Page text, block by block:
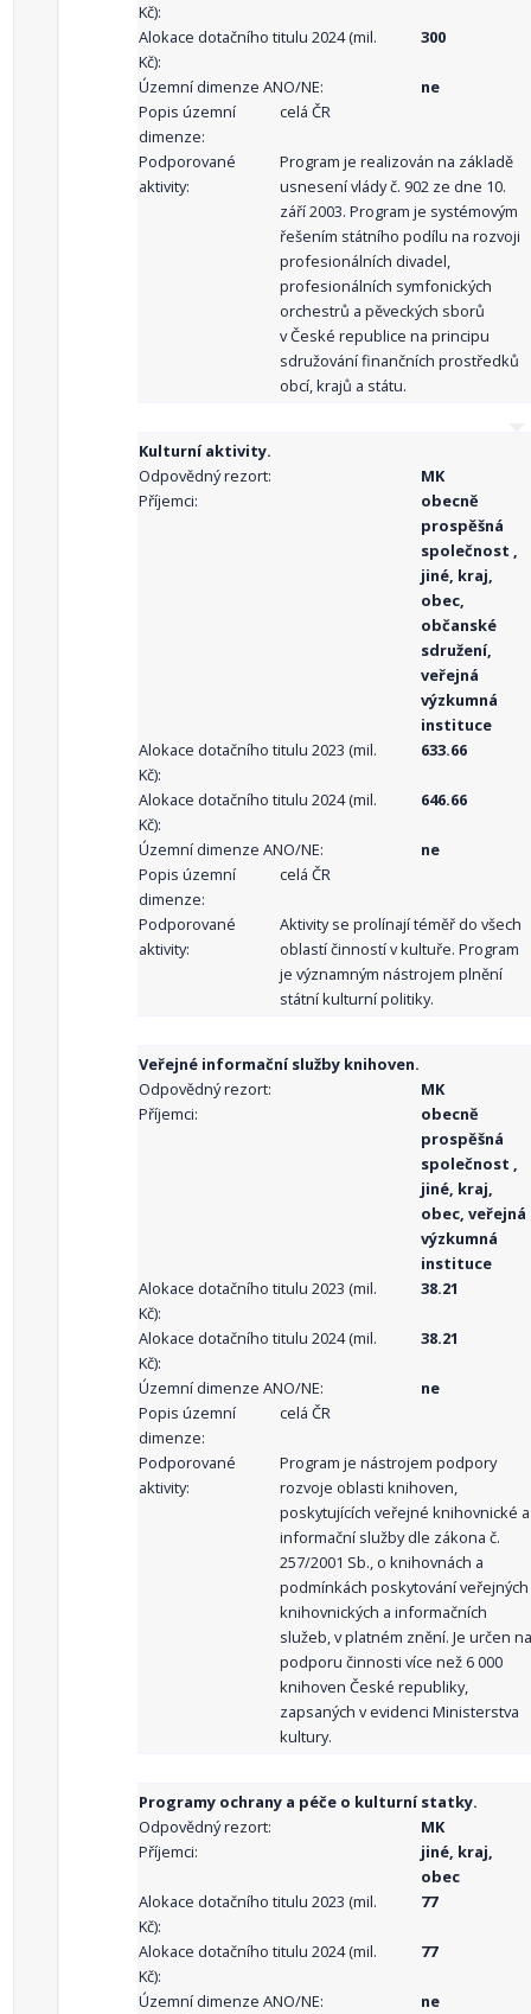
Kč):
Alokace dotačního titulu 2024 (mil.
Kč):
300
Územní dimenze ANO/NE:
ne
Popis územní
dimenze:
celá ČR
Podporované
aktivity:
Program je realizován na základě
usnesení vlády č. 902 ze dne 10.
září 2003. Program je systémovým
řešením státního podílu na rozvoji
profesionálních divadel,
profesionálních symfonických
orchestrů a pěveckých sborů
v České republice na principu
sdružování finančních prostředků
obcí, krajů a státu.
Kulturní aktivity.
Odpovědný rezort:
MK
Příjemci:
obecně
prospěšná
společnost ,
jiné, kraj,
obec,
občanské
sdružení,
veřejná
výzkumná
instituce
Alokace dotačního titulu 2023 (mil.
Kč):
633.66
Alokace dotačního titulu 2024 (mil.
Kč):
646.66
Územní dimenze ANO/NE:
ne
Popis územní
dimenze:
celá ČR
Podporované
aktivity:
Aktivity se prolínají téměř do všech
oblastí činností v kultuře. Program
je významným nástrojem plnění
státní kulturní politiky.
Veřejné informační služby knihoven.
Odpovědný rezort:
MK
Příjemci:
obecně
prospěšná
společnost ,
jiné, kraj,
obec, veřejná
výzkumná
instituce
Alokace dotačního titulu 2023 (mil.
Kč):
38.21
Alokace dotačního titulu 2024 (mil.
Kč):
38.21
Územní dimenze ANO/NE:
ne
Popis územní
dimenze:
celá ČR
Podporované
aktivity:
Program je nástrojem podpory
rozvoje oblasti knihoven,
poskytujících veřejné knihovnické a
informační služby dle zákona č.
257/2001 Sb., o knihovnách a
podmínkách poskytování veřejných
knihovnických a informačních
služeb, v platném znění. Je určen na
podporu činnosti více než 6 000
knihoven České republiky,
zapsaných v evidenci Ministerstva
kultury.
Programy ochrany a péče o kulturní statky.
Odpovědný rezort:
MK
Příjemci:
jiné, kraj,
obec
Alokace dotačního titulu 2023 (mil.
Kč):
77
Alokace dotačního titulu 2024 (mil.
Kč):
77
Územní dimenze ANO/NE:
ne